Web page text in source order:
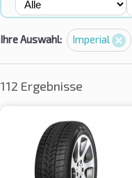
Ihre Auswahl: Imperial
112 Ergebnisse